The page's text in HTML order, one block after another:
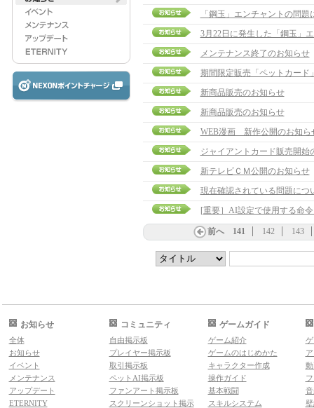
「鋼玉」エンチャントの問
3月22日に発生した「鋼玉」
メンテナンス終了のお知らせ
期間限定販売「ペットカード
新商品販売のお知らせ
新商品販売のお知らせ
WEB漫画 新作公開のお知ら
ジャイアントカード販売開始
新テレビＣＭ公開のお知らせ
現在確認されている問題に
[重要］AI設定で使用する命
前へ 141 142 143
お知らせ
全体
お知らせ
イベント
メンテナンス
アップデート
ETERNITY
コミュニティ
自由掲示板
プレイヤー掲示板
取引掲示板
ペットAI掲示板
ファンアート掲示板
スクリーンショット掲示
ゲームガイド
ゲーム紹介
ゲームのはじめかた
キャラクター作成
操作ガイド
基本戦闘
スキルシステム